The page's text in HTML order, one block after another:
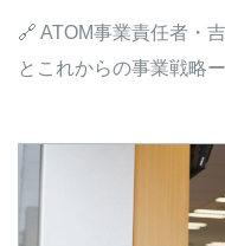
🔗 ATOM事業責任者・
とこれからの事業戦略ー